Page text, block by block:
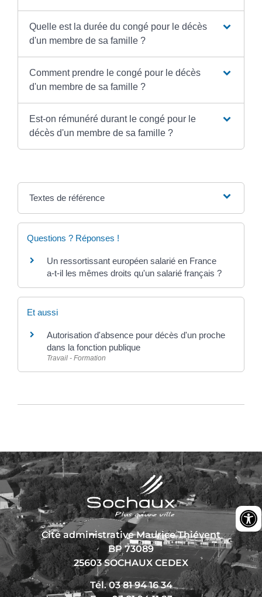
Quelle est la durée du congé pour le décès
d'un membre de sa famille ?
Comment prendre le congé pour le décès
d'un membre de sa famille ?
Est-on rémunéré durant le congé pour le
décès d'un membre de sa famille ?
Textes de référence
Questions ? Réponses !
Un ressortissant européen salarié en France
a-t-il les mêmes droits qu'un salarié français ?
Et aussi
Autorisation d'absence pour décès d'un proche
dans la fonction publique
Travail - Formation
Cité administrative Maurice Thiévent
BP 73089
25603 SOCHAUX CEDEX
Tél. 03 81 94 16 34